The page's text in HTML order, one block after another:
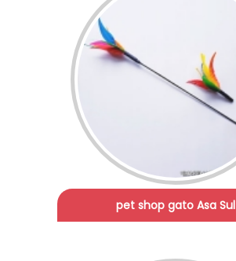
pet shop gato Asa Sul